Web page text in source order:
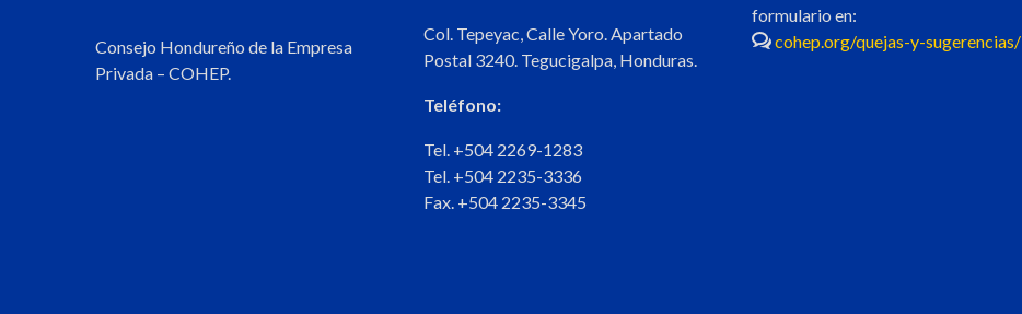
Consejo Hondureño de la Empresa
Privada – COHEP.
Col. Tepeyac, Calle Yoro. Apartado
Postal 3240. Tegucigalpa, Honduras.
Teléfono:
Tel. +504 2269-1283
Tel. +504 2235-3336
Fax. +504 2235-3345
formulario en:
cohep.org/quejas-y-sugerencias/